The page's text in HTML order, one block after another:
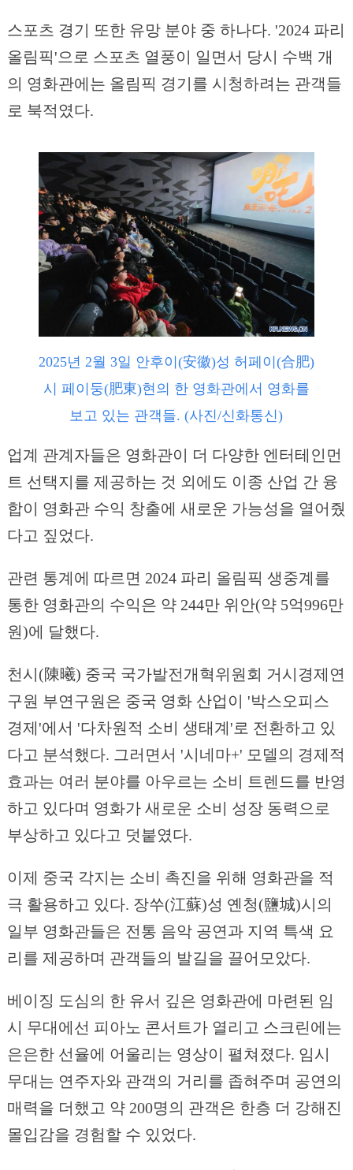
스포츠 경기 또한 유망 분야 중 하나다. '2024 파리
올림픽'으로 스포츠 열풍이 일면서 당시 수백 개
의 영화관에는 올림픽 경기를 시청하려는 관객들
로 북적였다.
2025년 2월 3일 안후이(安徽)성 허페이(合肥)
시 페이둥(肥東)현의 한 영화관에서 영화를
보고 있는 관객들. (사진/신화통신)
업계 관계자들은 영화관이 더 다양한 엔터테인먼
트 선택지를 제공하는 것 외에도 이종 산업 간 융
합이 영화관 수익 창출에 새로운 가능성을 열어줬
다고 짚었다.
관련 통계에 따르면 2024 파리 올림픽 생중계를
통한 영화관의 수익은 약 244만 위안(약 5억996만
원)에 달했다.
천시(陳曦) 중국 국가발전개혁위원회 거시경제연
구원 부연구원은 중국 영화 산업이 '박스오피스
경제'에서 '다차원적 소비 생태계'로 전환하고 있
다고 분석했다. 그러면서 '시네마+' 모델의 경제적
효과는 여러 분야를 아우르는 소비 트렌드를 반영
하고 있다며 영화가 새로운 소비 성장 동력으로
부상하고 있다고 덧붙였다.
이제 중국 각지는 소비 촉진을 위해 영화관을 적
극 활용하고 있다. 장쑤(江蘇)성 옌청(鹽城)시의
일부 영화관들은 전통 음악 공연과 지역 특색 요
리를 제공하며 관객들의 발길을 끌어모았다.
베이징 도심의 한 유서 깊은 영화관에 마련된 임
시 무대에선 피아노 콘서트가 열리고 스크린에는
은은한 선율에 어울리는 영상이 펼쳐졌다. 임시
무대는 연주자와 관객의 거리를 좁혀주며 공연의
매력을 더했고 약 200명의 관객은 한층 더 강해진
몰입감을 경험할 수 있었다.